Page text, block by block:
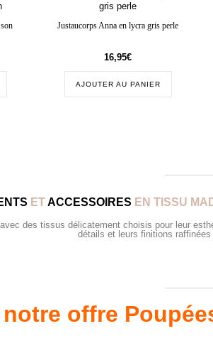
Justaucorps Anna en lycra gris perle
16,95€
AJOUTER AU PANIER
ETACCESSOIRES EN TISSU
des tissus délicatement choisis pour leur
détails et leurs finitions
offre